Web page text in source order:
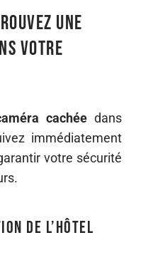
une
votre
cachée dans
immédiatement
votre sécurité
de l’hôtel